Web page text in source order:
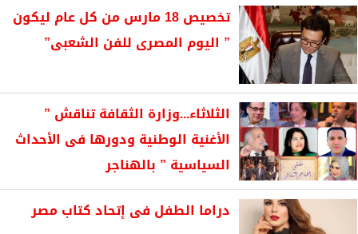
تخصيص 18 مارس من كل عام ليكون
” اليوم المصرى للفن الشعبى”
الثلاثاء...وزارة الثقافة تناقش ”
الأغنية الوطنية ودورها فى الأحداث
السياسية ” بالهناجر
دراما الطفل فى إتحاد كتاب مصر